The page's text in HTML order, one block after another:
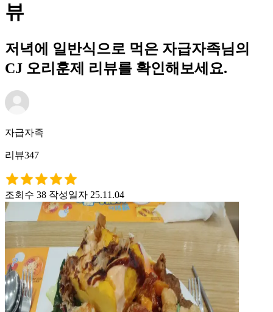
뷰
저녁에 일반식으로 먹은 자급자족님의
CJ 오리훈제 리뷰를 확인해보세요.
자급자족
리뷰347
조회수 38 작성일자 25.11.04